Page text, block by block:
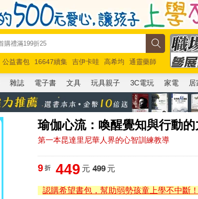
公益書包 16647續集 吉伊卡哇 高希均
通靈藥師
馬斯克 玩具總動員5 超慢跑
雜誌 電子書 文具 玩具親子 3C電玩 家電
瑜伽心流：喚醒覺知與行動的
第一本昆達里尼華人界的心智訓練教導
9 折 449 元 499元
認購希望書包，幫助弱勢孩童上學不中斷！